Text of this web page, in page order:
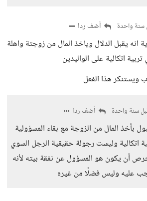
سنة واحدة أضف ردا
انه يقبل الدلال وياخذ المال من زوجتة واهلة
اتكالية على الواليدين
هذا الفعل
سنة واحدة أضف ردا
بأخذ المال من الزوجة مع بقاء المسؤولية
اتكالية وليست رجولة حقيقية الرجل السوي
أن يكون هو المسؤول عن نفقة بيته لأنه
عليه وليس فضلًا من غيره